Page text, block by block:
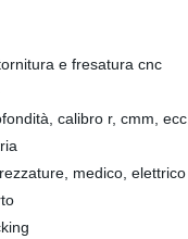
e fresatura cnc
calibro r, cmm, ecc.
medico, elettrico